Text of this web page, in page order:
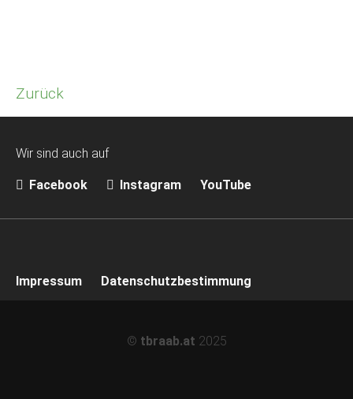
Zurück
Wir sind auch auf
Facebook Instagram YouTube
Impressum Datenschutzbestimmung
© tbraab.at 2025